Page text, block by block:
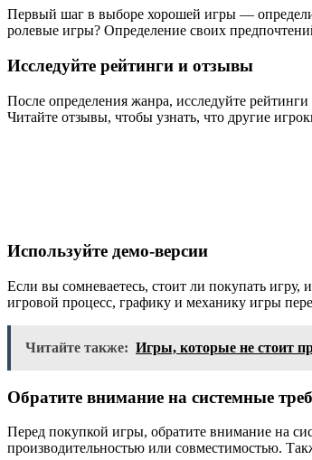
Первый шаг в выборе хорошей игры —
ролевые игры? Определение своих
Исследуйте рейтинги и отзывы
После определения жанра, исследуйте
Читайте отзывы, чтобы узнать, что другие
Используйте демо-версии
Если вы сомневаетесь, стоит ли покупать
игровой процесс, графику и механику игры
Читайте также: Игры, которые не стоит
Обратите внимание на системные
Перед покупкой игры, обратите внимание на
производительностью или совместимостью.